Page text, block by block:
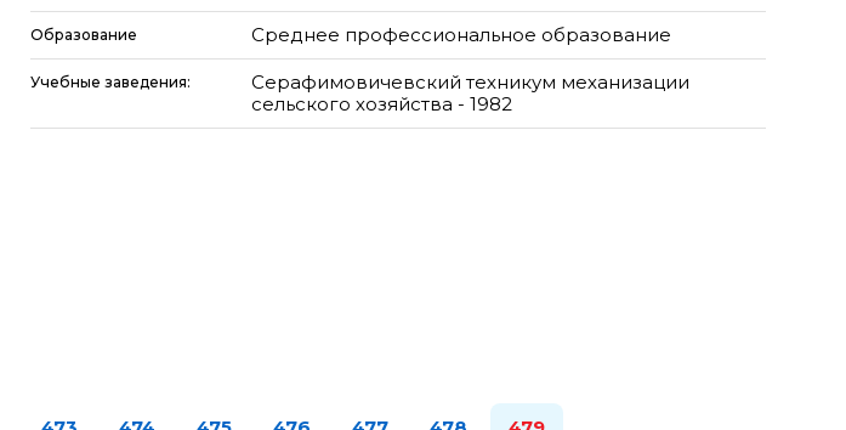
Образование Среднее профессиональное образование
Учебные заведения:
Серафимовичевский техникум механизации
сельского хозяйства - 1982